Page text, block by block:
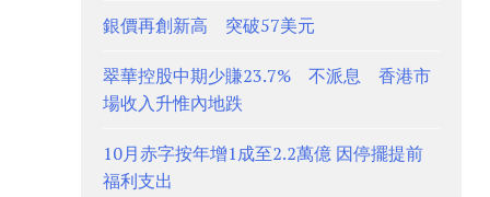
銀價再創新高 突破57美元
翠華控股中期少賺23.7% 不派息 香港市
場收入升惟內地跌
10月赤字按年增1成至2.2萬億 因停擺提前
福利支出